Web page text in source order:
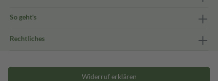
So geht's
Rechtliches
Widerruf erklären